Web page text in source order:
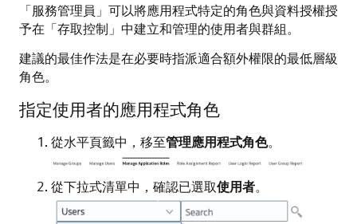
「服務管理員」可以將應用程式特定的角色與資料授權授
予在「存取控制」中建立和管理的使用者與群組。
建議的最佳作法是在必要時指派適合額外權限的最低層級
角色。
指定使用者的應用程式角色
從水平頁籤中，移至管理應用程式角色。
從下拉式清單中，確認已選取使用者。